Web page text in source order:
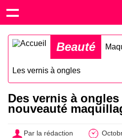
Beauté
Les vernis à ongles
Des vernis à ongles
nouveauté
Par la rédaction